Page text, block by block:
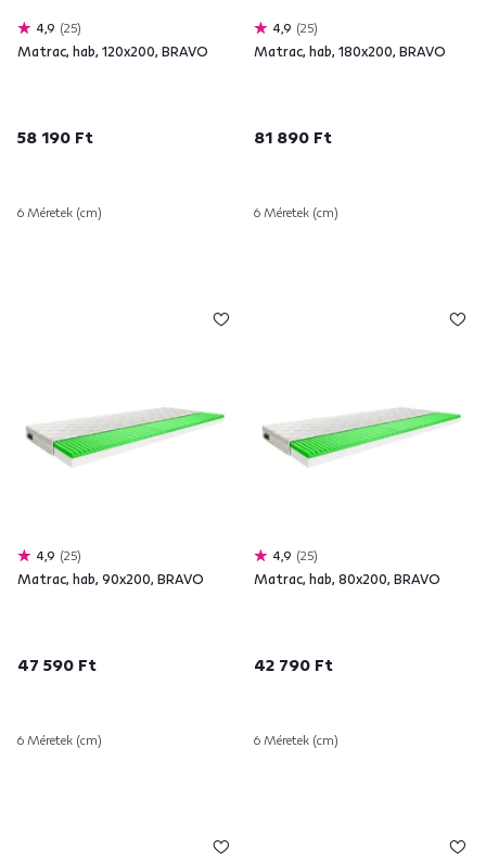
4,9 25
Matrac, hab, 120x200, BRAVO
58 190 Ft
6 Méretek (cm)
4,9 25
Matrac, hab, 180x200, BRAVO
81 890 Ft
6 Méretek (cm)
4,9 25
Matrac, hab, 90x200, BRAVO
47 590 Ft
6 Méretek (cm)
4,9 25
Matrac, hab, 80x200, BRAVO
42 790 Ft
6 Méretek (cm)